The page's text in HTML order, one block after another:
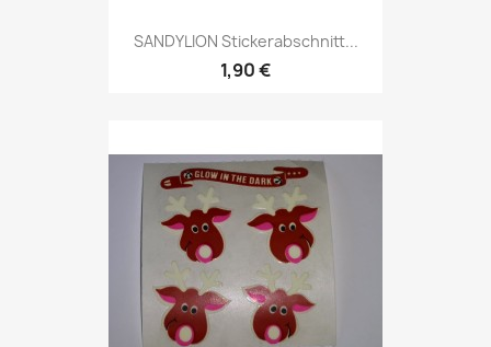
SANDYLION Stickerabschnitt...
1,90 €